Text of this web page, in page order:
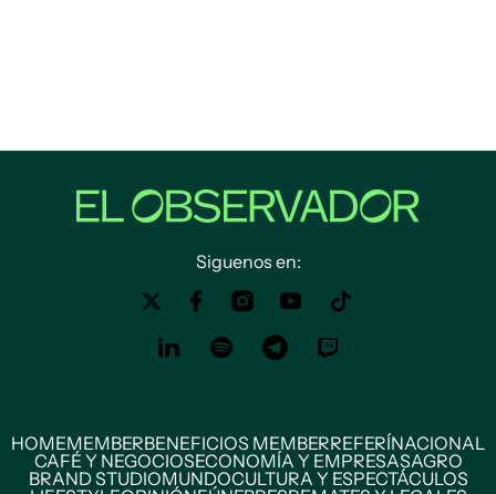
Siguenos en:
HOMEMEMBERBENEFICIOS MEMBERREFERÍNACIONAL
CAFÉ Y NEGOCIOSECONOMÍA Y EMPRESASAGRO
BRAND STUDIOMUNDOCULTURA Y ESPECTÁCULOS